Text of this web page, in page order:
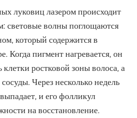
луковиц лазером происходит
световые волны поглощаются
который содержится в
Когда пигмент нагревается, он
клетки ростковой зоны волоса, а
Через несколько недель
и его фолликул
на восстановление.